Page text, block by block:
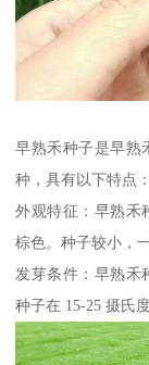
早熟禾种子是早熟
种，具有以下特点：
外观特征：早熟禾
棕色。种子较小，
发芽条件：早熟禾
种子在 15-25 摄氏